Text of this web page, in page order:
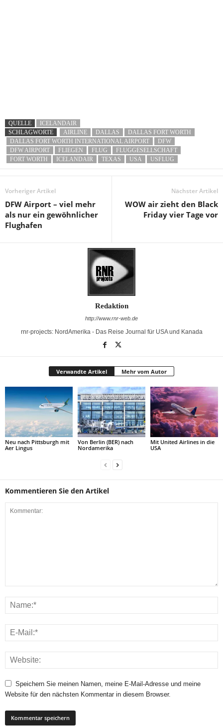
QUELLE
ICELANDAIR
SCHLAGWORTE
AIRLINE DALLAS
DALLAS FORT WORTH
DALLAS FORT WORTH INTERNATIONAL AIRPORT
DFW
DFW AIRPORT
FLIEGEN FLUG
FLUGGESELLSCHAFT
FORT WORTH
ICELANDAIR TEXAS USA USFLUG
Vorheriger Artikel
DFW Airport – viel mehr
als nur ein gewöhnlicher
Flughafen
Nächster Artikel
WOW air zieht den Black
Friday vier Tage vor
Redaktion
http://www.rnr-web.de
rnr-projects: NordAmerika - Das Reise Journal für USA und Kanada
Verwandte Artikel Mehr vom Autor
Neu nach Pittsburgh mit
Aer Lingus
Von Berlin (BER) nach
Nordamerika
Mit United Airlines in die
USA
Kommentieren Sie den Artikel
Speichern Sie meinen Namen, meine E-Mail-Adresse und meine
Website für den nächsten Kommentar in diesem Browser.